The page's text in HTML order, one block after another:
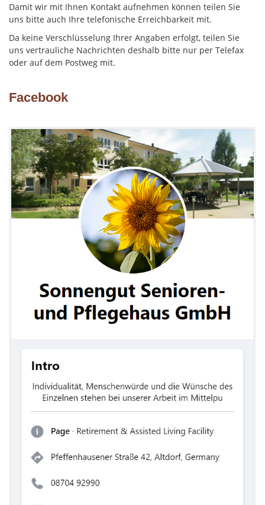
Damit wir mit Ihnen Kontakt aufnehmen können teilen Sie
uns bitte auch Ihre telefonische Erreichbarkeit mit.
Da keine Verschlüsselung Ihrer Angaben erfolgt, teilen Sie
uns vertrauliche Nachrichten deshalb bitte nur per Telefax
oder auf dem Postweg mit.
Facebook